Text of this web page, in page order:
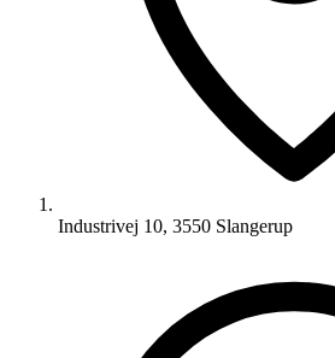
Industrivej 10, 3550 Slangerup